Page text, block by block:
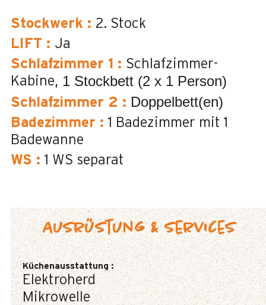
Stockwerk : 2. Stock
LIFT : Ja
Schlafzimmer 1 : Schlafzimmer-
Kabine
1 Stockbett (2 x 1 Person)
Schlafzimmer 2 : Doppelbett(en)
Badezimmer : 1 Badezimmer mit 1
Badewanne
WS : 1 WS separat
Ausrüstung & Services
Küchenausstattung :
Elektroherd
Mikrowelle